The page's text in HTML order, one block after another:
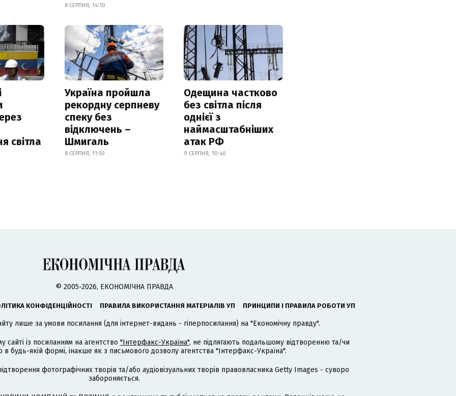
8 СЕРПНЯ, 14:10
світла
Україна пройшла
рекордну серпневу
спеку без
відключень –
Шмигаль
8 СЕРПНЯ, 11:50
Одещина частково
без світла після
однієї з
наймасштабніших
атак РФ
9 СЕРПНЯ, 10:40
© 2005-2026, ЕКОНОМІЧНА ПРАВДА
КОНФІДЕНЦІЙНОСТІ ПРАВИЛА ВИКОРИСТАННЯ МАТЕРІАЛІВ УП ПРИНЦИПИ І ПРАВИЛА РОБОТИ УП
лише за умови посилання (для інтернет-видань - гіперпосилання) на "Економічну правду".
сайті із посиланням на агентство "Інтерфакс-Україна", не підлягають подальшому відтворенню та/чи
будь-якій формі, інакше як з письмового дозволу агентства "Інтерфакс-Україна".
фотографічних творів та/або аудіовізуальних творів правовласника Getty Images - суворо
забороняється.